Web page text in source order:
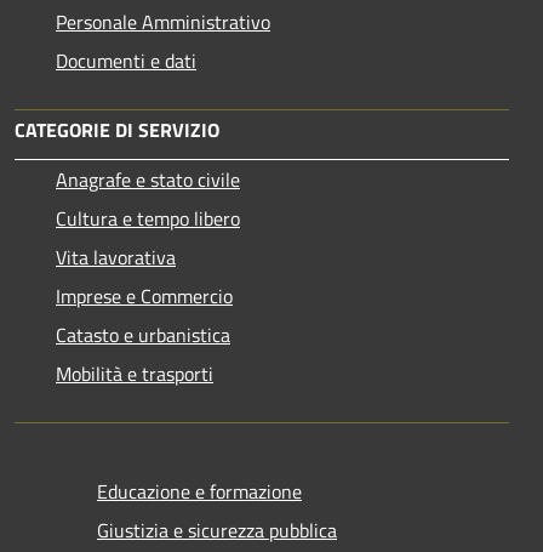
Personale Amministrativo
Documenti e dati
CATEGORIE DI SERVIZIO
Anagrafe e stato civile
Cultura e tempo libero
Vita lavorativa
Imprese e Commercio
Catasto e urbanistica
Mobilità e trasporti
Educazione e formazione
Giustizia e sicurezza pubblica